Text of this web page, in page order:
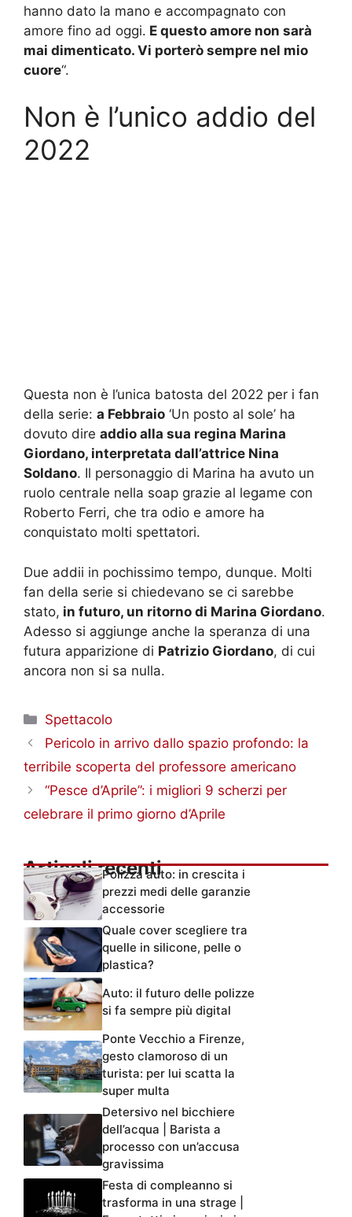
hanno dato la mano e accompagnato con
amore fino ad oggi. E questo amore non sarà
mai dimenticato. Vi porterò sempre nel mio
cuore“.
Non è l’unico addio del
2022
Questa non è l’unica batosta del 2022 per i fan
della serie: a Febbraio ‘Un posto al sole’ ha
dovuto dire addio alla sua regina Marina
Giordano, interpretata dall’attrice Nina
Soldano. Il personaggio di Marina ha avuto un
ruolo centrale nella soap grazie al legame con
Roberto Ferri, che tra odio e amore ha
conquistato molti spettatori.
Due addii in pochissimo tempo, dunque. Molti
fan della serie si chiedevano se ci sarebbe
stato, in futuro, un ritorno di Marina Giordano.
Adesso si aggiunge anche la speranza di una
futura apparizione di Patrizio Giordano, di cui
ancora non si sa nulla.
Categorie
Spettacolo
Pericolo in arrivo dallo spazio profondo: la
terribile scoperta del professore americano
“Pesce d’Aprile”: i migliori 9 scherzi per
celebrare il primo giorno d’Aprile
Articoli recentiPolizza auto: in crescita i
prezzi medi delle garanzie
accessorie
Quale cover scegliere tra
quelle in silicone, pelle o
plastica?
Auto: il futuro delle polizze
si fa sempre più digital
Ponte Vecchio a Firenze,
gesto clamoroso di un
turista: per lui scatta la
super multa
Detersivo nel bicchiere
dell’acqua | Barista a
processo con un’accusa
gravissima
Festa di compleanno si
trasforma in una strage |